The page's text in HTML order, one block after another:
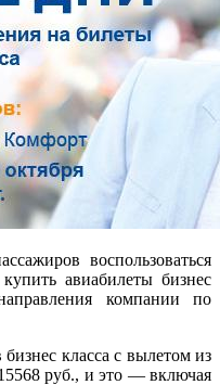
воспользоваться
авиабилеты бизнес
компании по
класса с вылетом из
руб., и это — включая